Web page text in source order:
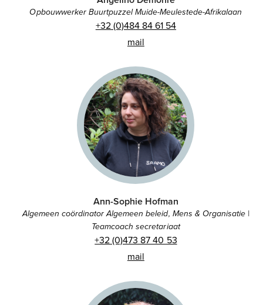
Opbouwwerker Buurtpuzzel Muide-Meulestede-Afrikalaan
+32 (0)484 84 61 54
mail
Ann-Sophie Hofman
Algemeen coördinator Algemeen beleid, Mens & Organisatie |
Teamcoach secretariaat
+32 (0)473 87 40 53
mail